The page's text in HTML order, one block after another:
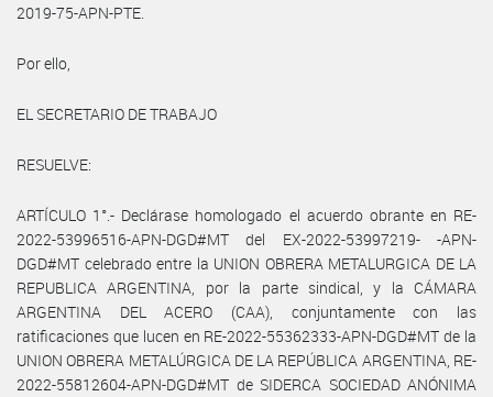
2019-75-APN-PTE.
Por ello,
EL SECRETARIO DE TRABAJO
RESUELVE:
ARTÍCULO 1°.- Declárase homologado el acuerdo obrante en RE-
2022-53996516-APN-DGD#MT del EX-2022-53997219- -APN-
DGD#MT celebrado entre la UNION OBRERA METALURGICA DE LA
REPUBLICA ARGENTINA, por la parte sindical, y la CÁMARA
ARGENTINA DEL ACERO (CAA), conjuntamente con las
ratificaciones que lucen en RE-2022-55362333-APN-DGD#MT de la
UNION OBRERA METALÚRGICA DE LA REPÚBLICA ARGENTINA, RE-
2022-55812604-APN-DGD#MT de SIDERCA SOCIEDAD ANÓNIMA